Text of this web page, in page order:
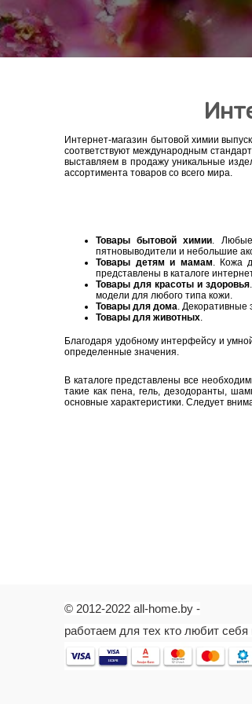
Интернет-магазин бытовой химии
соответствуют международным
выставляем в продажу уникальные
ассортимента товаров со всего мира.
Товары бытовой химии. Любые
пятновыводители и небольшие
Товары детям и мамам. Кожа
представлены в каталоге
Товары для красоты и здоровья
модели для любого типа кожи.
Товары для дома. Декоративные
Товары для животных.
Благодаря удобному интерфейсу и
определенные значения.
В каталоге представлены все
такие как пена, гель, дезодоранты,
основные характеристики. Следует
© 2012-2022 all-home.by -
работаем для тех кто любит себя